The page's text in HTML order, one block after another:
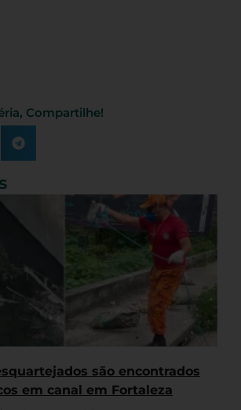
Compartilhe!
são encontrados
em canal em Fortaleza